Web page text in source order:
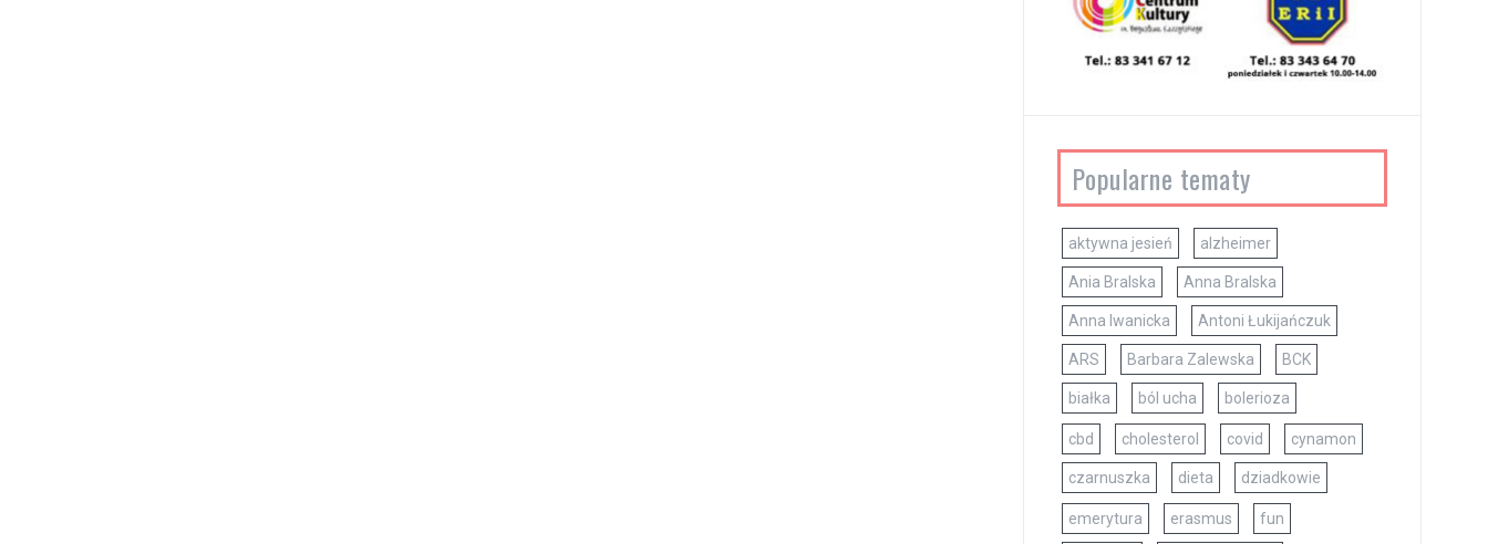
Popularne tematy
aktywna jesień alzheimer
Ania Bralska Anna Bralska
Anna Iwanicka Antoni Łukijańczuk
ARS Barbara Zalewska BCK
białka ból ucha bolerioza
cbd cholesterol covid cynamon
czarnuszka dieta dziadkowie
emerytura erasmus fun